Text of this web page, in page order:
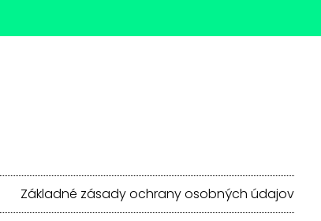
Základné zásady ochrany osobných údajov